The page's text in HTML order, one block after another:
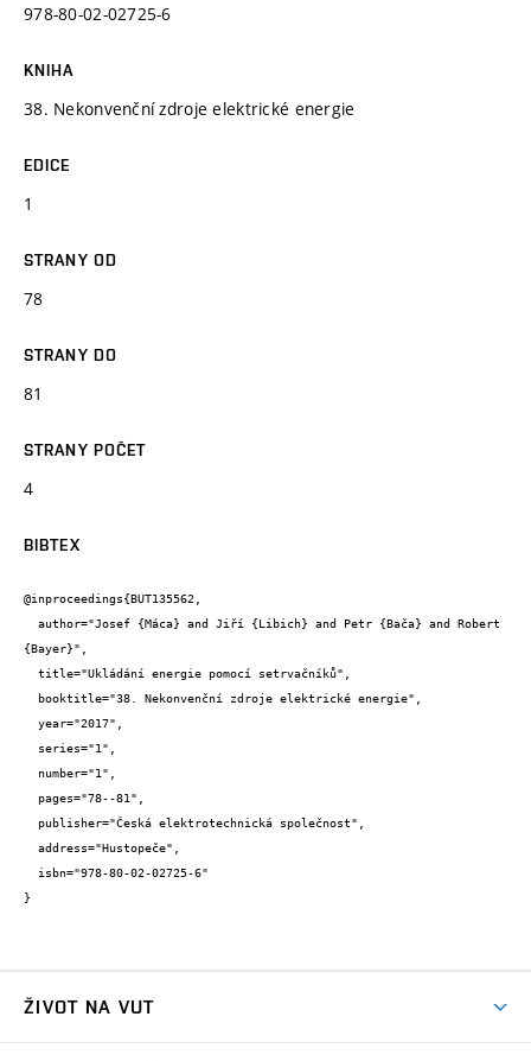
978-80-02-02725-6
KNIHA
38. Nekonvenční zdroje elektrické energie
EDICE
1
STRANY OD
78
STRANY DO
81
STRANY POČET
4
BIBTEX
@inproceedings{BUT135562,
{Bayer}",
}
ŽIVOT NA VUT